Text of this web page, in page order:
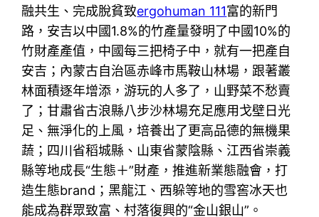
融共生、完成脫貧致ergohuman 111富的新門
路，安吉以中國1.8%的竹產量發明了中國10%的
竹財產產值，中國每三把椅子中，就有一把產自
安吉；內蒙古自治區赤峰市馬鞍山林場，跟著叢
林面積逐年增添，游玩的人多了，山野菜不愁賣
了；甘肅省古浪縣八步沙林場充足應用戈壁日光
足、無淨化的上風，培養出了更高品德的無機果
蔬；四川省稻城縣、山東省蒙陰縣、江西省崇義
縣等地成長“生態＋”財產，推進新業態融會，打
造生態brand；黑龍江、西躲等地的雪窖冰天也
能成為群眾致富、村落復興的“金山銀山”。